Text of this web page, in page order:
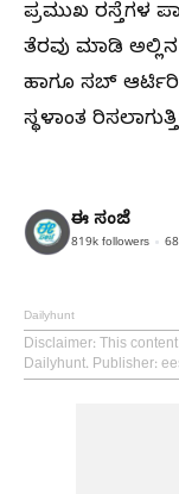
ಪ್ರಮುಖ ರಸ್ತೆಗಳ
ತೆರವು ಮಾಡಿ
ಹಾಗೂ ಸಬ್‌
ಸ್ಥಳಾಂತ
ಈ ಸಂಜೆ
819k followers
Dailyhunt
Disclaimer: This
Dailyhunt. Publisher: